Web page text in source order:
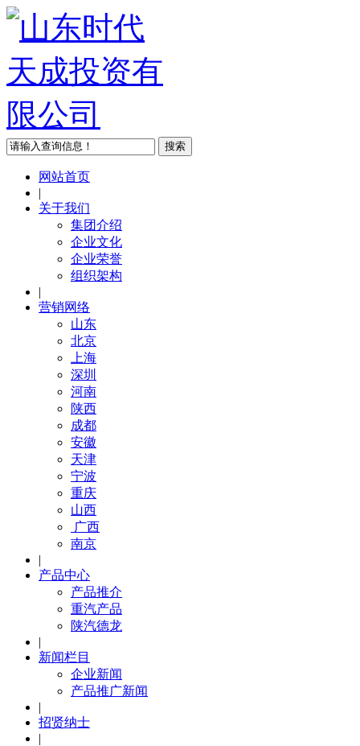
网站首页
|
关于我们
集团介绍
企业文化
企业荣誉
组织架构
|
营销网络
山东
北京
上海
深圳
河南
陕西
成都
安徽
天津
宁波
重庆
山西
广西
南京
|
产品中心
产品推介
重汽产品
陕汽德龙
|
新闻栏目
企业新闻
产品推广新闻
|
招贤纳士
|